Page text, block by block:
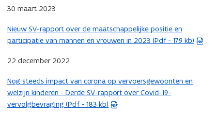
s
e
r
w
e
n
s
e
r
)
n
i
e
w
e
n
s
n
i
n
n
e
u
w
t
n
d
p
n
t
i
F
e
s
t
n
d
o
30 maart 2023
Nieuw SV-rapport over de maatschappelijke positie en
participatie van mannen en vrouwen in 2023 (Pdf - 179 kb)
(
P
F
e
s
t
22 december 2022
Nog steeds impact van corona op vervoersgewoonten en
welzijn kinderen - Derde SV-rapport over Covid-19-
vervolgbevraging (Pdf - 183 kb)
(
P
D